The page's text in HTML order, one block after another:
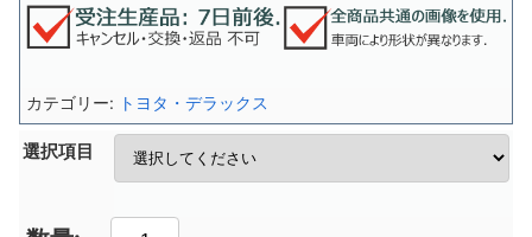
選択項目
カテゴリー: トヨタ・デラックス